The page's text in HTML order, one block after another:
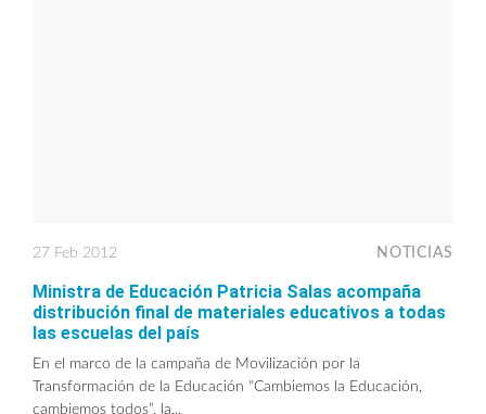
27 Feb 2012 NOTICIAS
Ministra de Educación Patricia Salas acompaña
distribución final de materiales educativos a todas
las escuelas del país
En el marco de la campaña de Movilización por la
Transformación de la Educación “Cambiemos la Educación,
cambiemos todos”, la...